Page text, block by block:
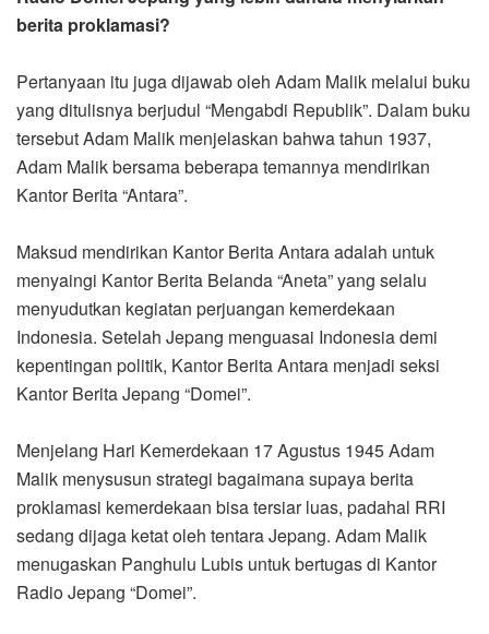
berita proklamasi?
Pertanyaan itu juga dijawab oleh Adam Malik melalui buku
yang ditulisnya berjudul “Mengabdi Republik”. Dalam buku
tersebut Adam Malik menjelaskan bahwa tahun 1937,
Adam Malik bersama beberapa temannya mendirikan
Kantor Berita “Antara”.
Maksud mendirikan Kantor Berita Antara adalah untuk
menyaingi Kantor Berita Belanda “Aneta” yang selalu
menyudutkan kegiatan perjuangan kemerdekaan
Indonesia. Setelah Jepang menguasai Indonesia demi
kepentingan politik, Kantor Berita Antara menjadi seksi
Kantor Berita Jepang “Domei”.
Menjelang Hari Kemerdekaan 17 Agustus 1945 Adam
Malik menysusun strategi bagaimana supaya berita
proklamasi kemerdekaan bisa tersiar luas, padahal RRI
sedang dijaga ketat oleh tentara Jepang. Adam Malik
menugaskan Panghulu Lubis untuk bertugas di Kantor
Radio Jepang “Domei”.